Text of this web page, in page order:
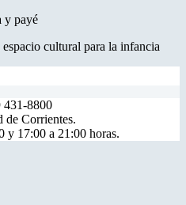
y payé
cultural para la infancia
431-8800
de Corrientes.
y 17:00 a 21:00 horas.